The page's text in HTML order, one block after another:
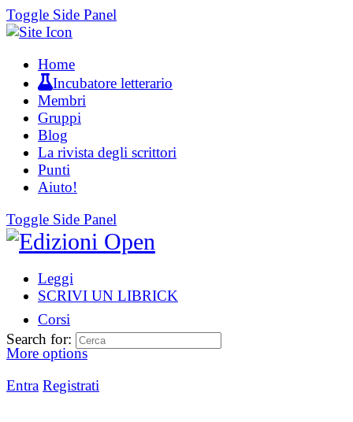
Toggle Side Panel
Home
Incubatore letterario
Membri
Gruppi
Blog
La rivista degli scrittori
Punti
Aiuto!
Toggle Side Panel
Leggi
SCRIVI UN LIBRICK
Corsi
More options
Entra Registrati
Search for: